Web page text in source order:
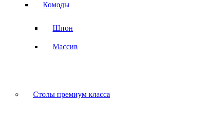
Комоды
Шпон
Массив
Столы премиум класса